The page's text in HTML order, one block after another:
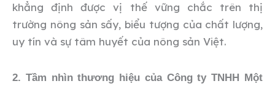
khẳng định được vị thế vững chắc trên thị
trường nông sản sấy, biểu tượng của chất lượng,
uy tín và sự tâm huyết của nông sản Việt.
2. Tầm nhìn thương hiệu của Công ty TNHH Một